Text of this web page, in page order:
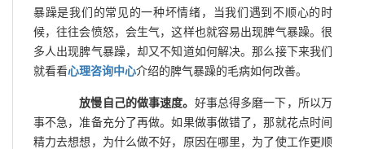
暴躁是我们的常见的一种坏情绪，当我们遇到不顺心的时
候，往往会愤怒，会生气，这样也就容易出现脾气暴躁。很
多人出现脾气暴躁，却又不知道如何解决。那么接下来我们
就看看心理咨询中心介绍的脾气暴躁的毛病如何改善。
放慢自己的做事速度。 好事总得多磨一下，所以万
事不急，准备充分了再做。如果做事做错了，那就花点时间
精力去想想，为什么做不好，原因在哪里，为了使工作更顺